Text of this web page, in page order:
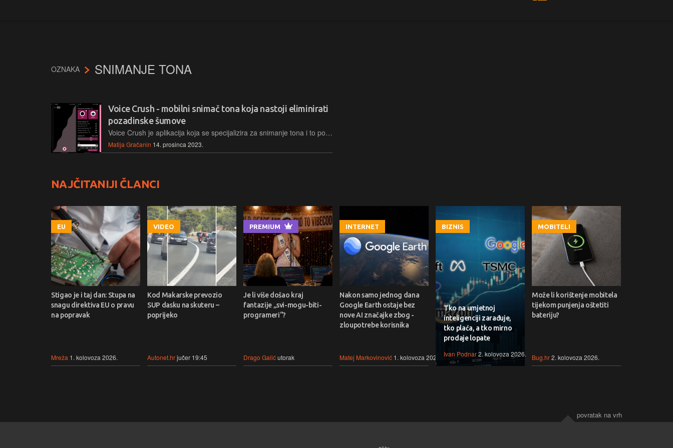
OZNAKA SNIMANJE TONA
Voice Crush - mobilni snimač tona koja nastoji eliminirati
pozadinske šumove
Voice Crush je aplikacija koja se specijalizira za snimanje tona i to ponajprije govora, a da pritom omogućava bezbolno uklanjanje pozadinskog šuma koristeći umjetnu inteligenciju. Štoviše aplikacija nudi i neke druge dodatne i vrlo zanimljive sposobnosti…
Matija Gračanin 14. prosinca 2023.
NAJČITANIJI ČLANCI
EU
Stigao je i taj dan: Stupa na
snagu direktiva EU o pravu
na popravak
Mreža 1. kolovoza 2026.
VIDEO
Kod Makarske prevozio
SUP dasku na skuteru –
poprijeko
Autonet.hrjučer 19:45
PREMIUM
Je li više došao kraj
fantazije „svi-mogu-biti-
programeri“?
Drago Galićutorak
INTERNET
Nakon samo jednog dana
Google Earth ostaje bez
nove AI značajke zbog -
zloupotrebe korisnika
Matej Markovinović 1. kolovoza 2026.
BIZNIS
Tko na umjetnoj
inteligenciji zarađuje,
tko plaća, a tko mirno
prodaje lopate
Ivan Podnar2. kolovoza 2026.
MOBITELI
Može li korištenje mobitela
tijekom punjenja oštetiti
bateriju?
Bug.hr2. kolovoza 2026.
povratak na vrh